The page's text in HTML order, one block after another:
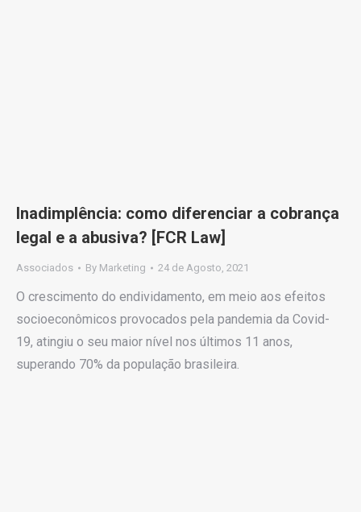
Inadimplência: como diferenciar a cobrança
legal e a abusiva? [FCR Law]
Associados By Marketing 24 de Agosto, 2021
O crescimento do endividamento, em meio aos efeitos
socioeconômicos provocados pela pandemia da Covid-
19, atingiu o seu maior nível nos últimos 11 anos,
superando 70% da população brasileira.